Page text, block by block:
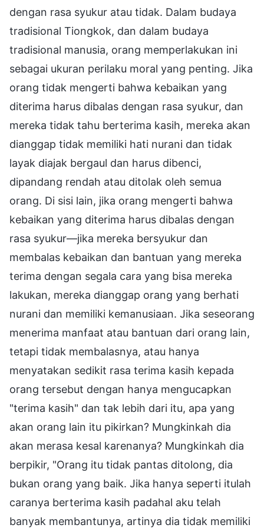
dengan rasa syukur atau tidak. Dalam budaya
tradisional Tiongkok, dan dalam budaya
tradisional manusia, orang memperlakukan ini
sebagai ukuran perilaku moral yang penting. Jika
orang tidak mengerti bahwa kebaikan yang
diterima harus dibalas dengan rasa syukur, dan
mereka tidak tahu berterima kasih, mereka akan
dianggap tidak memiliki hati nurani dan tidak
layak diajak bergaul dan harus dibenci,
dipandang rendah atau ditolak oleh semua
orang. Di sisi lain, jika orang mengerti bahwa
kebaikan yang diterima harus dibalas dengan
rasa syukur—jika mereka bersyukur dan
membalas kebaikan dan bantuan yang mereka
terima dengan segala cara yang bisa mereka
lakukan, mereka dianggap orang yang berhati
nurani dan memiliki kemanusiaan. Jika seseorang
menerima manfaat atau bantuan dari orang lain,
tetapi tidak membalasnya, atau hanya
menyatakan sedikit rasa terima kasih kepada
orang tersebut dengan hanya mengucapkan
"terima kasih" dan tak lebih dari itu, apa yang
akan orang lain itu pikirkan? Mungkinkah dia
akan merasa kesal karenanya? Mungkinkah dia
berpikir, "Orang itu tidak pantas ditolong, dia
bukan orang yang baik. Jika hanya seperti itulah
caranya berterima kasih padahal aku telah
banyak membantunya, artinya dia tidak memiliki